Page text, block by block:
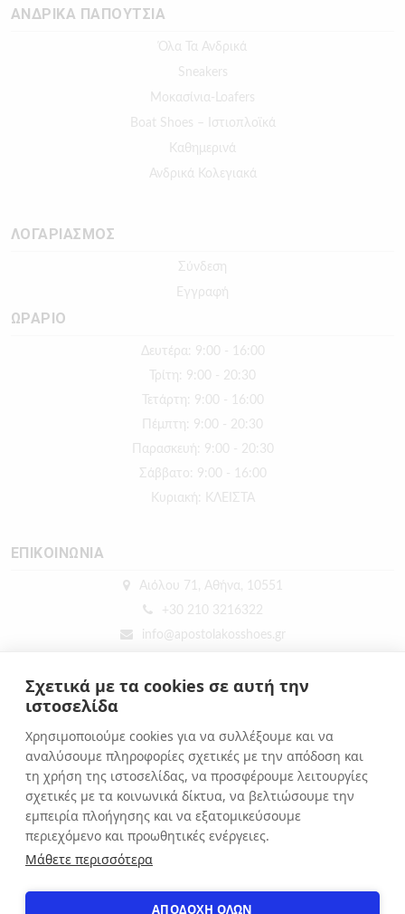
ΑΝΔΡΙΚΑ ΠΑΠΟΥΤΣΙΑ
Όλα Τα Ανδρικά
Sneakers
Μοκασίνια-Loafers
Boat Shoes – Ιστιοπλοϊκά
Καθημερινά
Ανδρικά Κολεγιακά
ΛΟΓΑΡΙΑΣΜΟΣ
Σύνδεση
Εγγραφή
ΩΡΑΡΙΟ
Δευτέρα: 9:00 - 16:00
Τρίτη: 9:00 - 20:30
Τετάρτη: 9:00 - 16:00
Πέμπτη: 9:00 - 20:30
Παρασκευή: 9:00 - 20:30
Σάββατο: 9:00 - 16:00
Κυριακή: ΚΛΕΙΣΤΑ
ΕΠΙΚΟΙΝΩΝΙΑ
Αιόλου 71, Αθήνα, 10551
+30 210 3216322
info@apostolakosshoes.gr
Σχετικά με τα cookies σε αυτή την
ιστοσελίδα
Χρησιμοποιούμε cookies για να συλλέξουμε και να
αναλύσουμε πληροφορίες σχετικές με την απόδοση και
τη χρήση της ιστοσελίδας, να προσφέρουμε λειτουργίες
σχετικές με τα κοινωνικά δίκτυα, να βελτιώσουμε την
εμπειρία πλοήγησης και να εξατομικεύσουμε
περιεχόμενο και προωθητικές ενέργειες.
Μάθετε περισσότερα
ΑΠΟΔΟΧΗ ΟΛΩΝ